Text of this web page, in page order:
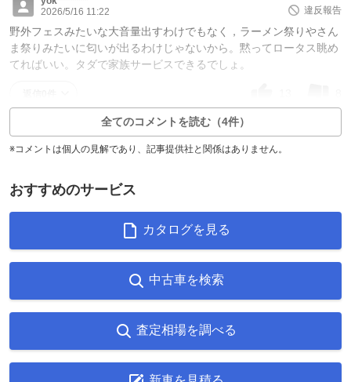
2026/5/16 11:22
違反報告
野外フェスみたいな大音量出すわけでもなく，ラーメン祭りやさん
ま祭りみたいに匂いが出るわけじゃないから。黙ってロータス眺め
てればいい。タダで家族サービスできるでしょ。
全てのコメントを読む（4件）
※コメントは個人の見解であり、記事提供社と関係はありません。
おすすめのサービス
カタログを見る
中古車を検索
査定相場を調べる